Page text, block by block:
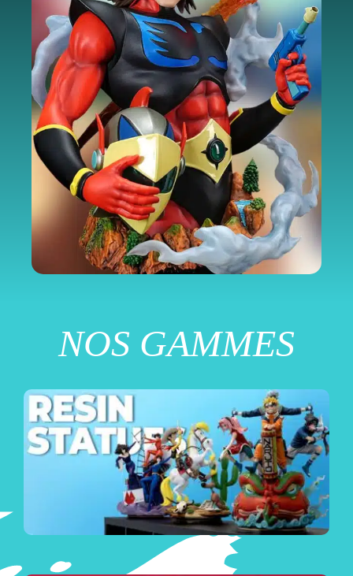
NOS GAMMES